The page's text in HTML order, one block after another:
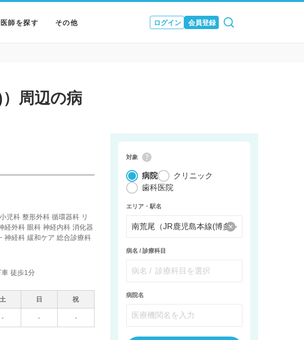
師を探す その他 ログイン 会員登録
周辺の病
対象
病院
クリニック
歯科医院
エリア・駅名
病名 / 診療科目
病院名
児科 整形外科 循環器科 リ
経外科 眼科 神経内科 消化器
神経科 緩和ケア 総合診療科
徒歩1分
土 日 祝
- - -